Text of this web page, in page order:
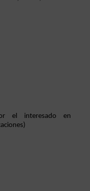
el interesado en